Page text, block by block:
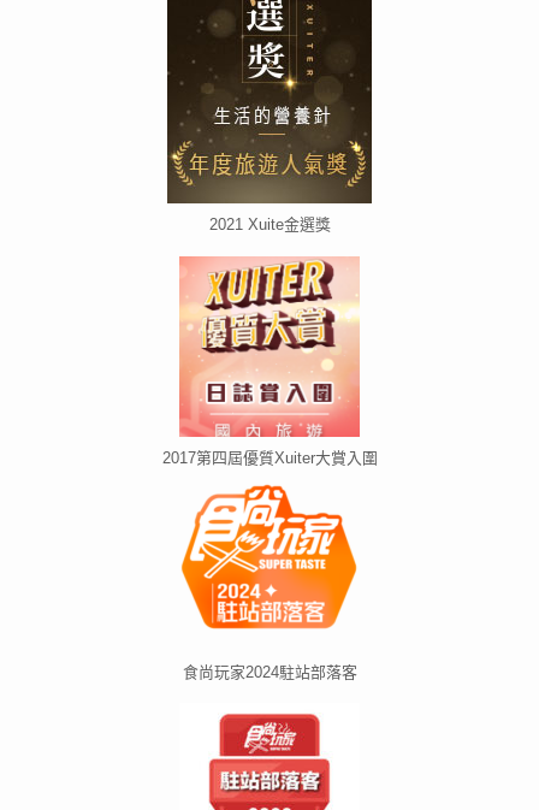
2021 Xuite金選獎
2017第四屆優質Xuiter大賞入圍
食尚玩家2024駐站部落客